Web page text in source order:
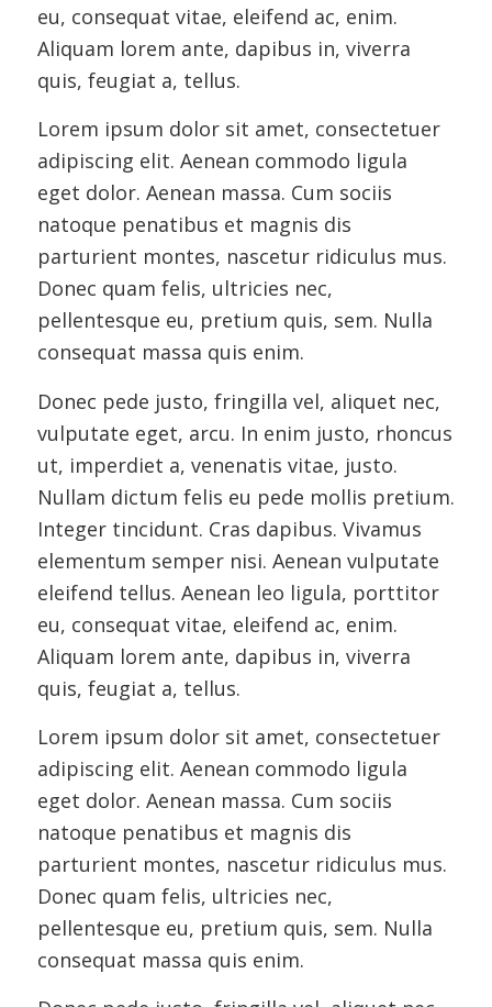
eu, consequat vitae, eleifend ac, enim.
Aliquam lorem ante, dapibus in, viverra
quis, feugiat a, tellus.
Lorem ipsum dolor sit amet, consectetuer
adipiscing elit. Aenean commodo ligula
eget dolor. Aenean massa. Cum sociis
natoque penatibus et magnis dis
parturient montes, nascetur ridiculus mus.
Donec quam felis, ultricies nec,
pellentesque eu, pretium quis, sem. Nulla
consequat massa quis enim.
Donec pede justo, fringilla vel, aliquet nec,
vulputate eget, arcu. In enim justo, rhoncus
ut, imperdiet a, venenatis vitae, justo.
Nullam dictum felis eu pede mollis pretium.
Integer tincidunt. Cras dapibus. Vivamus
elementum semper nisi. Aenean vulputate
eleifend tellus. Aenean leo ligula, porttitor
eu, consequat vitae, eleifend ac, enim.
Aliquam lorem ante, dapibus in, viverra
quis, feugiat a, tellus.
Lorem ipsum dolor sit amet, consectetuer
adipiscing elit. Aenean commodo ligula
eget dolor. Aenean massa. Cum sociis
natoque penatibus et magnis dis
parturient montes, nascetur ridiculus mus.
Donec quam felis, ultricies nec,
pellentesque eu, pretium quis, sem. Nulla
consequat massa quis enim.